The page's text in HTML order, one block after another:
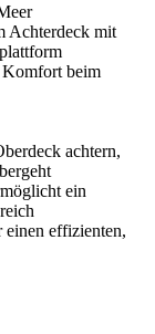
Achterdeck mit
beim
achtern,
ein
effizienten,